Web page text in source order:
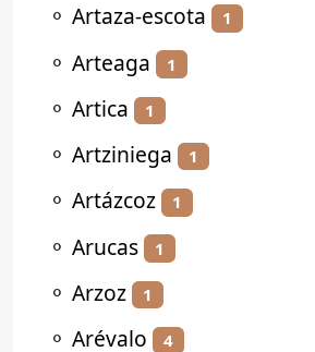
⚬ Artaza-escota 1
⚬ Arteaga 1
⚬ Artica 1
⚬ Artziniega 1
⚬ Artázcoz 1
⚬ Arucas 1
⚬ Arzoz 1
⚬ Arévalo 4